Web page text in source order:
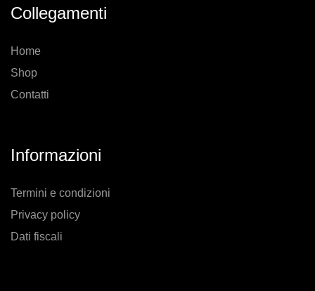
Collegamenti
Home
Shop
Contatti
Informazioni
Termini e condizioni
Privacy policy
Dati fiscali